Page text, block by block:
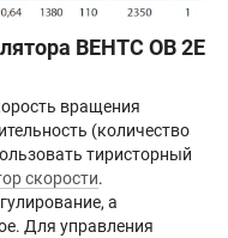
ВЕНТС ОВ 2Е
вращения
(количество
тиристорный
скорости.
а
Для управления